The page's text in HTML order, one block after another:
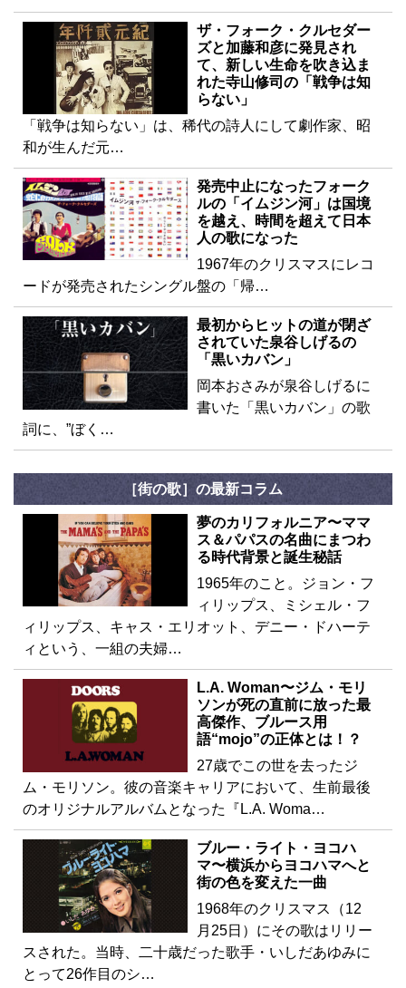
ザ・フォーク・クルセダー
ズと加藤和彦に発見され
て、新しい生命を吹き込ま
れた寺山修司の「戦争は知
らない」
「戦争は知らない」は、稀代の詩人にして劇作家、昭
和が生んだ元…
発売中止になったフォーク
ルの「イムジン河」は国境
を越え、時間を超えて日本
人の歌になった
1967年のクリスマスにレコ
ードが発売されたシングル盤の「帰…
最初からヒットの道が閉ざ
されていた泉谷しげるの
「黒いカバン」
岡本おさみが泉谷しげるに
書いた「黒いカバン」の歌
詞に、”ぼく…
［街の歌］の最新コラム
夢のカリフォルニア〜ママ
ス＆パパスの名曲にまつわ
る時代背景と誕生秘話
1965年のこと。ジョン・フ
ィリップス、ミシェル・フ
ィリップス、キャス・エリオット、デニー・ドハーテ
ィという、一組の夫婦…
L.A. Woman〜ジム・モリ
ソンが死の直前に放った最
高傑作、ブルース用
語“mojo”の正体とは！？
27歳でこの世を去ったジ
ム・モリソン。彼の音楽キャリアにおいて、生前最後
のオリジナルアルバムとなった『L.A. Woma…
ブルー・ライト・ヨコハ
マ〜横浜からヨコハマへと
街の色を変えた一曲
1968年のクリスマス（12
月25日）にその歌はリリー
スされた。当時、二十歳だった歌手・いしだあゆみに
とって26作目のシ…